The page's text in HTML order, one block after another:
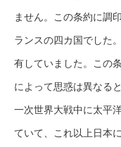
ません。この条約に調
ランスの四カ国でした
有していました。この
によって思惑は異なる
一次世界大戦中に太平
ていて、これ以上日本